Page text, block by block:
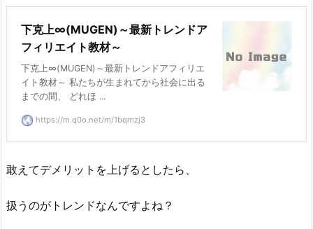
下克上∞(MUGEN)～最新トレンドア
フィリエイト教材～
下克上∞(MUGEN)～最新トレンドアフィリエ
イト教材～ 私たちが生まれてから社会に出る
までの間、 どれほ ...
https://m.q0o.net/m/1bqmzj3
敢えてデメリットを上げるとしたら、
扱うのがトレンドなんですよね？